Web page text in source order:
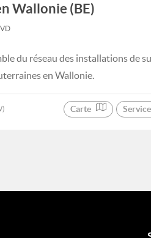
Wallonie (BE)
du réseau des installations de
en Wallonie.
Carte Service